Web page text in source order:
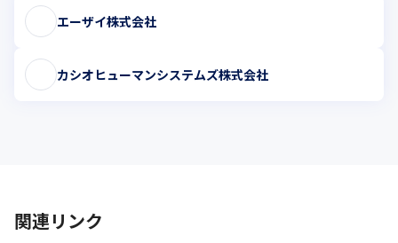
エーザイ株式会社
カシオヒューマンシステムズ株式会社
関連リンク